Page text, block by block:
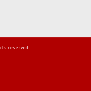
reserved